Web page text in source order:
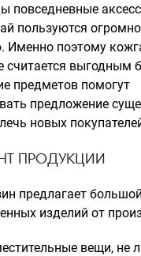
повседневные
пользуются
Именно поэтому
считается выгодным
предметов помогут
предложение
новых
ПРОДУКЦИИ
предлагает
изделий от
вещи, не